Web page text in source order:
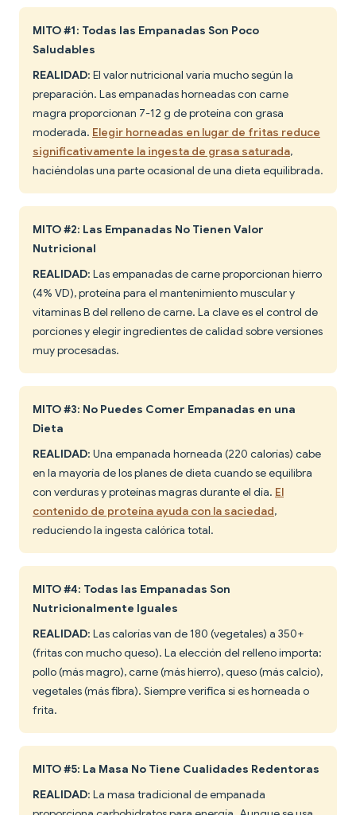
MITO #1: Todas las Empanadas Son Poco
Saludables
REALIDAD: El valor nutricional varía mucho según la
preparación. Las empanadas horneadas con carne
magra proporcionan 7-12 g de proteína con grasa
moderada. Elegir horneadas en lugar de fritas reduce
significativamente la ingesta de grasa saturada,
haciéndolas una parte ocasional de una dieta equilibrada.
MITO #2: Las Empanadas No Tienen Valor
Nutricional
REALIDAD: Las empanadas de carne proporcionan hierro
(4% VD), proteína para el mantenimiento muscular y
vitaminas B del relleno de carne. La clave es el control de
porciones y elegir ingredientes de calidad sobre versiones
muy procesadas.
MITO #3: No Puedes Comer Empanadas en una
Dieta
REALIDAD: Una empanada horneada (220 calorías) cabe
en la mayoría de los planes de dieta cuando se equilibra
con verduras y proteínas magras durante el día. El
contenido de proteína ayuda con la saciedad,
reduciendo la ingesta calórica total.
MITO #4: Todas las Empanadas Son
Nutricionalmente Iguales
REALIDAD: Las calorías van de 180 (vegetales) a 350+
(fritas con mucho queso). La elección del relleno importa:
pollo (más magro), carne (más hierro), queso (más calcio),
vegetales (más fibra). Siempre verifica si es horneada o
frita.
MITO #5: La Masa No Tiene Cualidades Redentoras
REALIDAD: La masa tradicional de empanada